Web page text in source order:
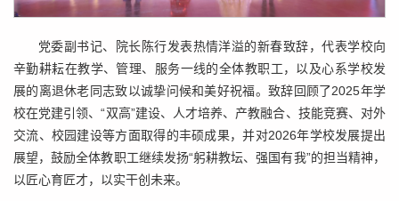
党委副书记、院长陈行发表热情洋溢的新春致辞，代表学校向
辛勤耕耘在教学、管理、服务一线的全体教职工，以及心系学校发
展的离退休老同志致以诚挚问候和美好祝福。致辞回顾了2025年学
校在党建引领、“双高”建设、人才培养、产教融合、技能竞赛、对外
交流、校园建设等方面取得的丰硕成果，并对2026年学校发展提出
展望，鼓励全体教职工继续发扬“躬耕教坛、强国有我”的担当精神，
以匠心育匠才，以实干创未来。